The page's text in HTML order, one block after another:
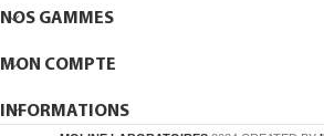
NOS GAMMES
MON COMPTE
INFORMATIONS